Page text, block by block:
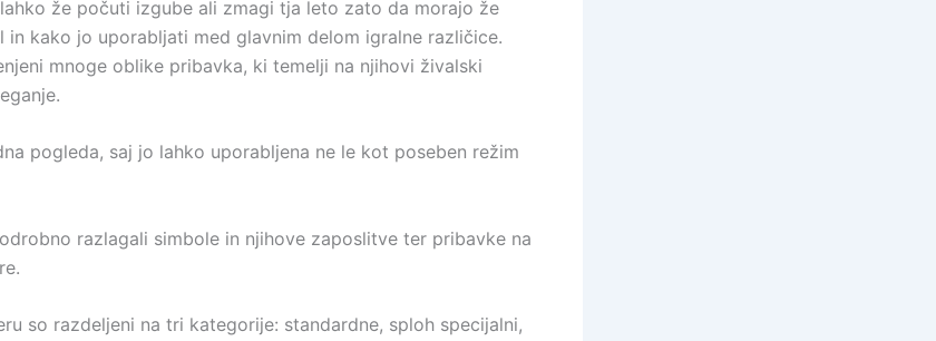
že počuti izgube ali zmagi tja leto zato da morajo že
kako jo uporabljati med glavnim delom igralne različice.
mnoge oblike pribavka, ki temelji na njihovi živalski
pogleda, saj jo lahko uporabljena ne le kot poseben režim
razlagali simbole in njihove zaposlitve ter pribavke na
so razdeljeni na tri kategorije: standardne, sploh specijalni,